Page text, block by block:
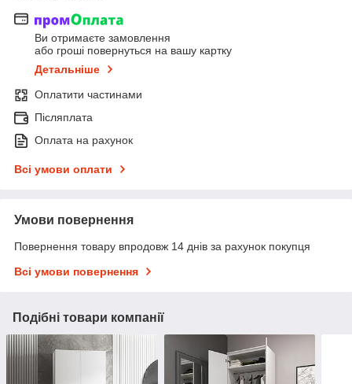
Ви отримаєте замовлення
або гроші повернуться на вашу картку
Детальніше
Оплатити частинами
Післяплата
Оплата на рахунок
Всі умови оплати
Умови повернення
Повернення товару впродовж 14 днів за рахунок покупця
Всі умови повернення
Подібні товари компанії